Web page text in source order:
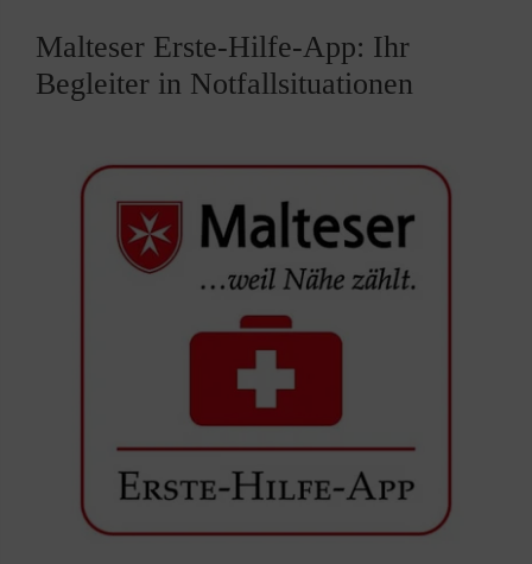
Malteser Erste-Hilfe-App: Ihr
Begleiter in Notfallsituationen